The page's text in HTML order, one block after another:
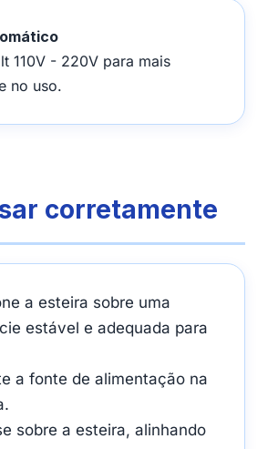
110V - 220V para mais
no uso.
corretamente
a esteira sobre uma
estável e adequada para
a fonte de alimentação na
sobre a esteira, alinhando